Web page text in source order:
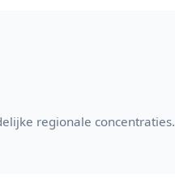
regionale concentraties.